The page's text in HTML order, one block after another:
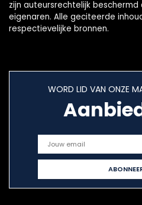
zijn auteursrechtelijk
eigenaren. Alle geciteerde
respectievelijke bronnen.
WORD LID VAN ONZE